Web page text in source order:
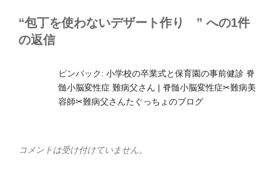
“包丁を使わないデザート作り ” への1件
の返信
ピンバック: 小学校の卒業式と保育園の事前健診 脊
髄小脳変性症 難病父さん | 脊髄小脳変性症✂︎難病美
容師✂︎難病父さんたぐっちょのブログ
コメントは受け付けていません。